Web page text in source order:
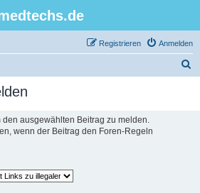
Anmelden
Registrieren
den ausgewählten Beitrag zu melden.
wenn der Beitrag den Foren-Regeln